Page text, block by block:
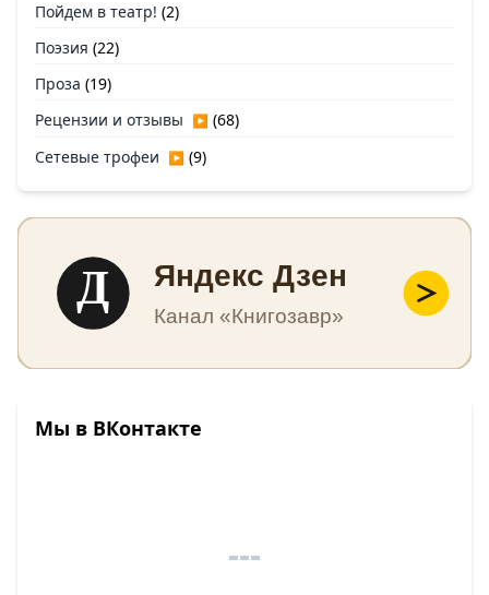
Пойдем в театр! (2)
Поэзия (22)
Проза (19)
Рецензии и отзывы ▶ (68)
Сетевые трофеи ▶ (9)
Д Яндекс Дзен
Канал «Книгозавр»
Мы в ВКонтакте